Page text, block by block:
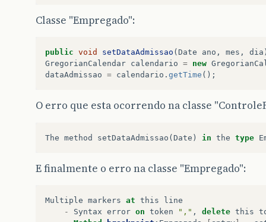
Classe "Empregado":
public void setDataAdmissao ( Date ano , mes , dia
GregorianCalendar calendario = new
dataAdmissao = calendario . getTime ();
O erro que esta ocorrendo na classe
The method setDataAdmissao (Date ) in the type
E finalmente o erro na classe "Empregado":
Multiple markers at this
line
-
Syntax error on token "," , delete this